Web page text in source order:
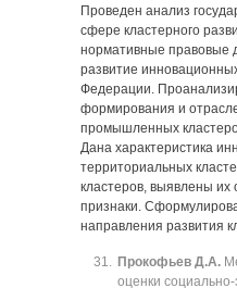
Проведен анализ
сфере кластерного
нормативные правовые
развитие
Федерации.
формирования и
промышленных
Дана характеристика
территориальных
кластеров, выявлены
признаки.
направления развития
Прокофьев Д.А.
оценки